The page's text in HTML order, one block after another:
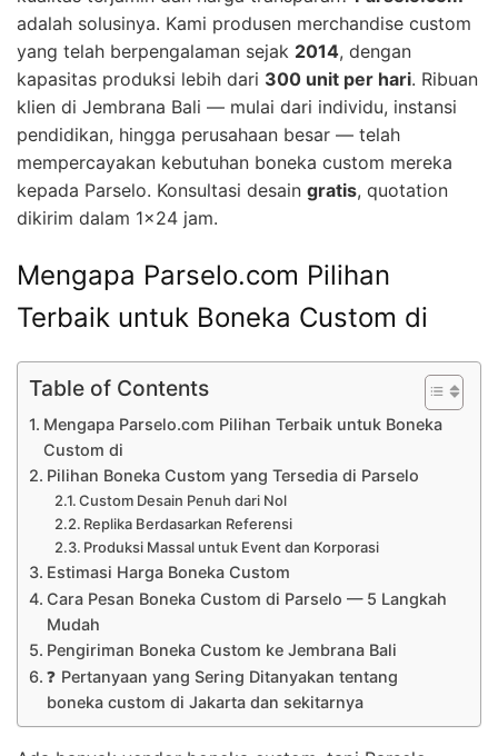
adalah solusinya. Kami produsen merchandise custom
yang telah berpengalaman sejak 2014, dengan
kapasitas produksi lebih dari 300 unit per hari. Ribuan
klien di Jembrana Bali — mulai dari individu, instansi
pendidikan, hingga perusahaan besar — telah
mempercayakan kebutuhan boneka custom mereka
kepada Parselo. Konsultasi desain gratis, quotation
dikirim dalam 1×24 jam.
Mengapa Parselo.com Pilihan
Terbaik untuk Boneka Custom di
Table of Contents
Mengapa Parselo.com Pilihan Terbaik untuk Boneka
Custom di
Pilihan Boneka Custom yang Tersedia di Parselo
Custom Desain Penuh dari Nol
Replika Berdasarkan Referensi
Produksi Massal untuk Event dan Korporasi
Estimasi Harga Boneka Custom
Cara Pesan Boneka Custom di Parselo — 5 Langkah
Mudah
Pengiriman Boneka Custom ke Jembrana Bali
❓ Pertanyaan yang Sering Ditanyakan tentang
boneka custom di Jakarta dan sekitarnya